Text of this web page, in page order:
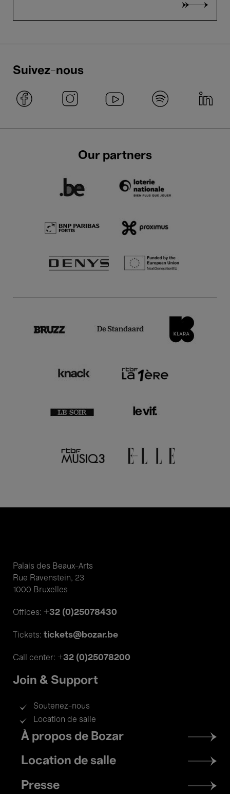
Suivez-nous
Our partners
Palais des Beaux-Arts
Rue Ravenstein, 23
1000 Bruxelles
Offices: +32 (0)25078430
Tickets: tickets@bozar.be
Call center: +32 (0)25078200
Join & Support
Soutenez-nous
Location de salle
Footer
menu
À propos de Bozar
Location de salle
Presse